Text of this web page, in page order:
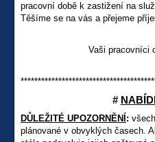
pracovní době k zastižení na
Těšíme se na vás a přejeme
Vaši pracovníci
#
DŮLEŽITÉ UPOZORNĚNÍ :
plánované v obvyklých časech.